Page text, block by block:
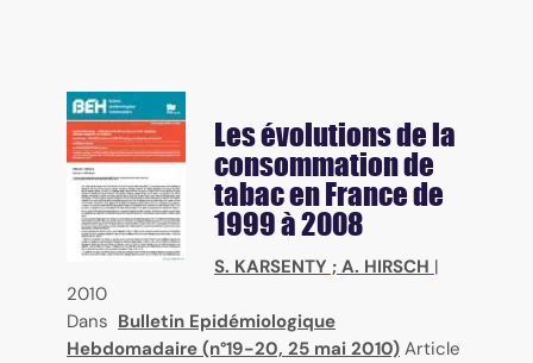
Les évolutions de la
consommation de
tabac en France de
1999 à 2008
S. KARSENTY ; A. HIRSCH |
2010
Dans Bulletin Epidémiologique
Hebdomadaire (n°19-20, 25 mai 2010) Article